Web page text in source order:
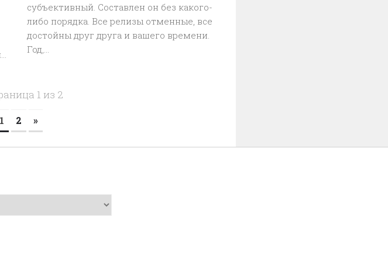
субъективный. Составлен он без какого-
либо порядка. Все релизы отменные, все
достойны друг друга и вашего времени.
Год,...
1 из 2
1 2 »